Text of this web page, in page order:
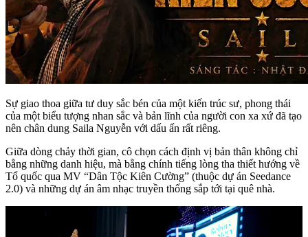
Sự giao thoa giữa tư duy sắc bén của một kiến trúc sư, phong thái
của một biểu tượng nhan sắc và bản lĩnh của người con xa xứ đã tạo
nên chân dung Saila Nguyễn với dấu ấn rất riêng.
Giữa dòng chảy thời gian, cô chọn cách định vị bản thân không chỉ
bằng những danh hiệu, mà bằng chính tiếng lòng tha thiết hướng về
Tổ quốc qua MV “Dân Tộc Kiên Cường” (thuộc dự án Seedance
2.0) và những dự án âm nhạc truyền thống sắp tới tại quê nhà.